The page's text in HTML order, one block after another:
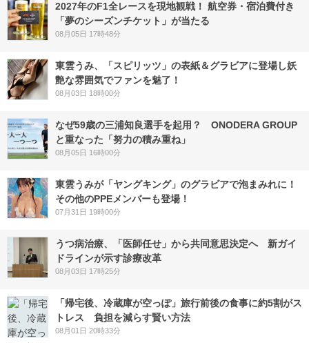
2027年のF1全レースを現地観戦！ 航空券・宿泊費付き
「夢のシーズンチケット」が当たる
08月05日 17時48分
東雲うみ、「スピリッツ」の表紙＆グラビアに登場し妖
艶な雰囲気でファンを魅了！
08月03日 18時00分
なぜ59歳の三浦知良選手を起用？ ONODERA GROUP
と重なった「努力の積み重ね」
08月05日 16時00分
東雲うみが「ヤングキング」のグラビアで泡まみれに！
その他のPPEメンバーも登場！
07月31日 19時00分
うつ病治療、「医師任せ」から共同意思決定へ 新ガイ
ドラインが示す診療改革
08月03日 17時25分
「帰宅後、冷蔵庫が空っぽ」旅行前後の食事に約5割がス
トレス 負担を減らす賢い方法
08月01日 20時33分